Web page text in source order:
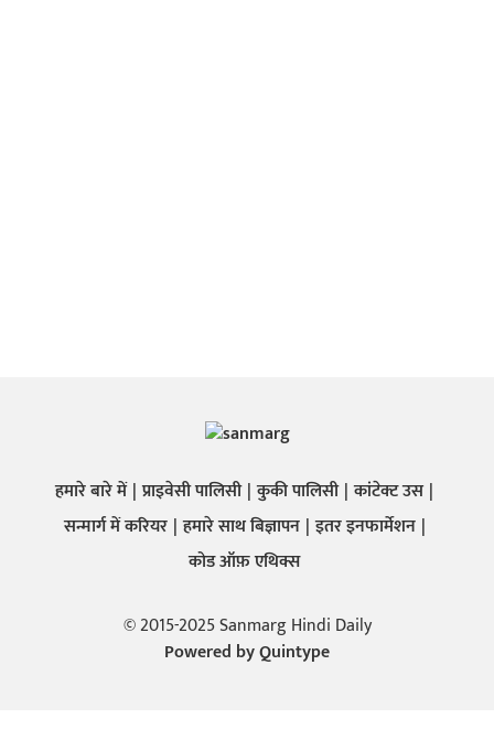
हमारे बारे में प्राइवेसी पालिसी कुकी पालिसी कांटेक्ट उस
सन्मार्ग में करियर हमारे साथ बिज्ञापन इतर इनफार्मेशन
कोड ऑफ़ एथिक्स
© 2015-2025 Sanmarg Hindi Daily
Powered byQuintype